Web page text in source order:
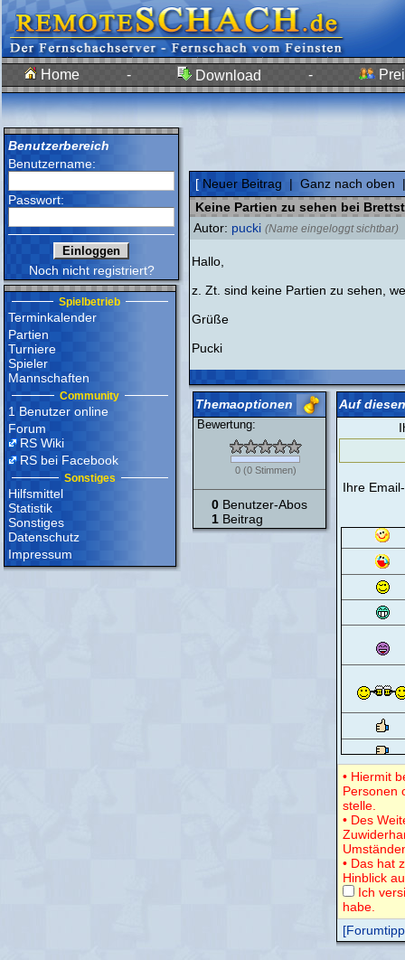
Home - Download -
Benutzerbereich
Benutzername:
Passwort:
Noch nicht registriert?
Spielbetrieb
Terminkalender
Partien
Turniere
Spieler
Mannschaften
Community
1 Benutzer online
Forum
RS Wiki
RS bei Facebook
Sonstiges
Hilfsmittel
Statistik
Sonstiges
Datenschutz
Impressum
[ Neuer Beitrag | Ganz nach oben
Keine Partien zu sehen bei
Autor: pucki (Name eingeloggt sichtbar)
Hallo,
z. Zt. sind keine Partien zu sehen,
Grüße
Pucki
Themaoptionen
Bewertung:
0 (0 Stimmen)
0 Benutzer-Abos
1 Beitrag
Auf
Ihre
• Hiermit
Personen
stelle.
• Des
• Das hat
Hinblick
Ich
habe.